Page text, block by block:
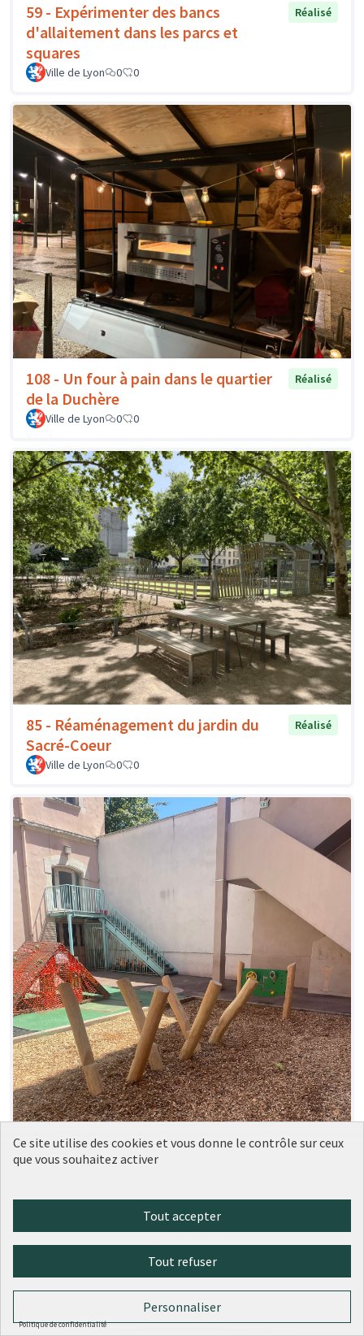
59 - Expérimenter des bancs
d'allaitement dans les parcs et
squares
Réalisé
Ville de Lyon 0 0
108 - Un four à pain dans le quartier
de la Duchère
Réalisé
Ville de Lyon 0 0
85 - Réaménagement du jardin du
Sacré-Coeur
Réalisé
Ville de Lyon 0 0
157 - Végétaliser la cour de l'école
Commandant Arnaud
Ce site utilise des cookies et vous donne le contrôle sur ceux
que vous souhaitez activer
Tout accepter
Tout refuser
Personnaliser
Politique de confidentialité